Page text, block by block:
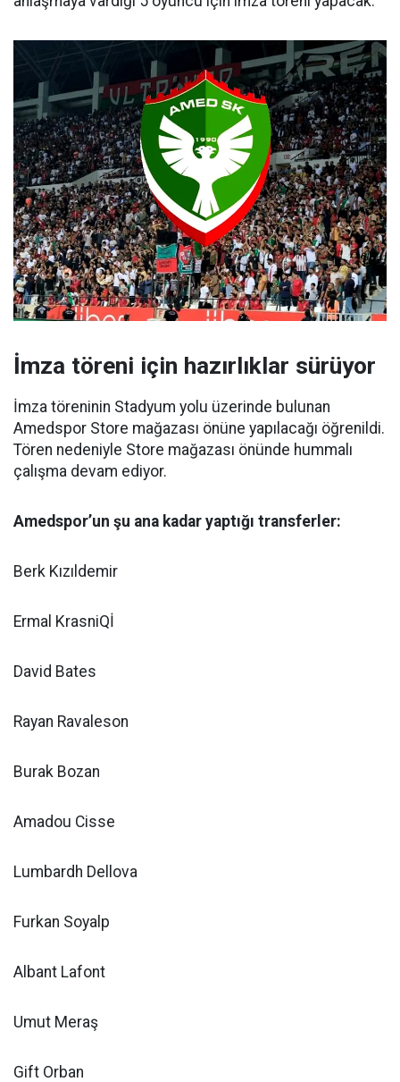
İmza töreni için hazırlıklar sürüyor
İmza töreninin Stadyum yolu üzerinde bulunan
Amedspor Store mağazası önüne yapılacağı öğrenildi.
Tören nedeniyle Store mağazası önünde hummalı
çalışma devam ediyor.
Amedspor’un şu ana kadar yaptığı transferler:
Berk Kızıldemir
Ermal KrasniQİ
David Bates
Rayan Ravaleson
Burak Bozan
Amadou Cisse
Lumbardh Dellova
Furkan Soyalp
Albant Lafont
Umut Meraş
Gift Orban